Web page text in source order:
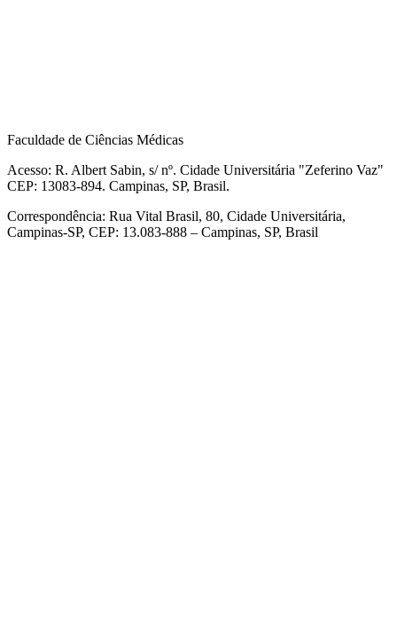
Faculdade de Ciências Médicas
Acesso: R. Albert Sabin, s/ nº. Cidade Universitária "Zeferino Vaz"
CEP: 13083-894. Campinas, SP, Brasil.
Correspondência: Rua Vital Brasil, 80, Cidade Universitária,
Campinas-SP, CEP: 13.083-888 – Campinas, SP, Brasil